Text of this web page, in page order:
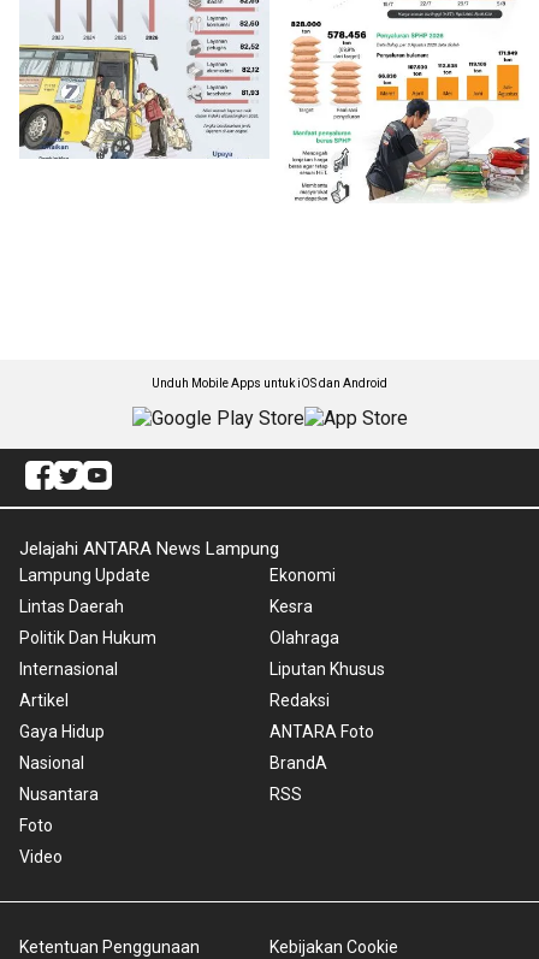
Unduh Mobile Apps untuk iOS dan Android
Jelajahi ANTARA News Lampung
Lampung Update
Lintas Daerah
Politik Dan Hukum
Internasional
Artikel
Gaya Hidup
Nasional
Nusantara
Foto
Video
Ekonomi
Kesra
Olahraga
Liputan Khusus
Redaksi
ANTARA Foto
BrandA
RSS
Ketentuan Penggunaan Kebijakan Cookie